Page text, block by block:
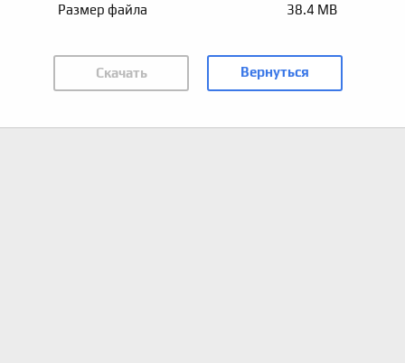
Размер файла
38.4 MB
Вернуться